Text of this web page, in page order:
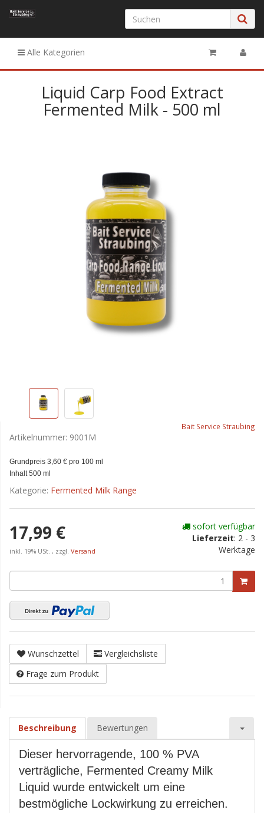
Alle Kategorien
Liquid Carp Food Extract
Fermented Milk - 500 ml
Bait Service Straubing
Artikelnummer: 9001M
Grundpreis 3,60 € pro 100 ml
Inhalt 500 ml
Kategorie: Fermented Milk Range
17,99 €
inkl. 19% USt. , zzgl. Versand
sofort verfügbar
Lieferzeit: 2 - 3
Werktage
Wunschzettel
Vergleichsliste
Frage zum Produkt
Beschreibung Bewertungen
Dieser hervorragende, 100 % PVA
verträgliche, Fermented Creamy Milk
Liquid wurde entwickelt um eine
bestmögliche Lockwirkung zu erreichen.